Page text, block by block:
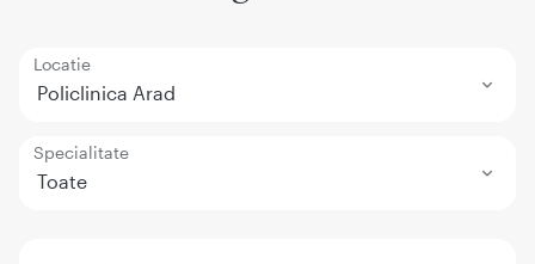
Locatie
Policlinica Arad
Specialitate
Toate